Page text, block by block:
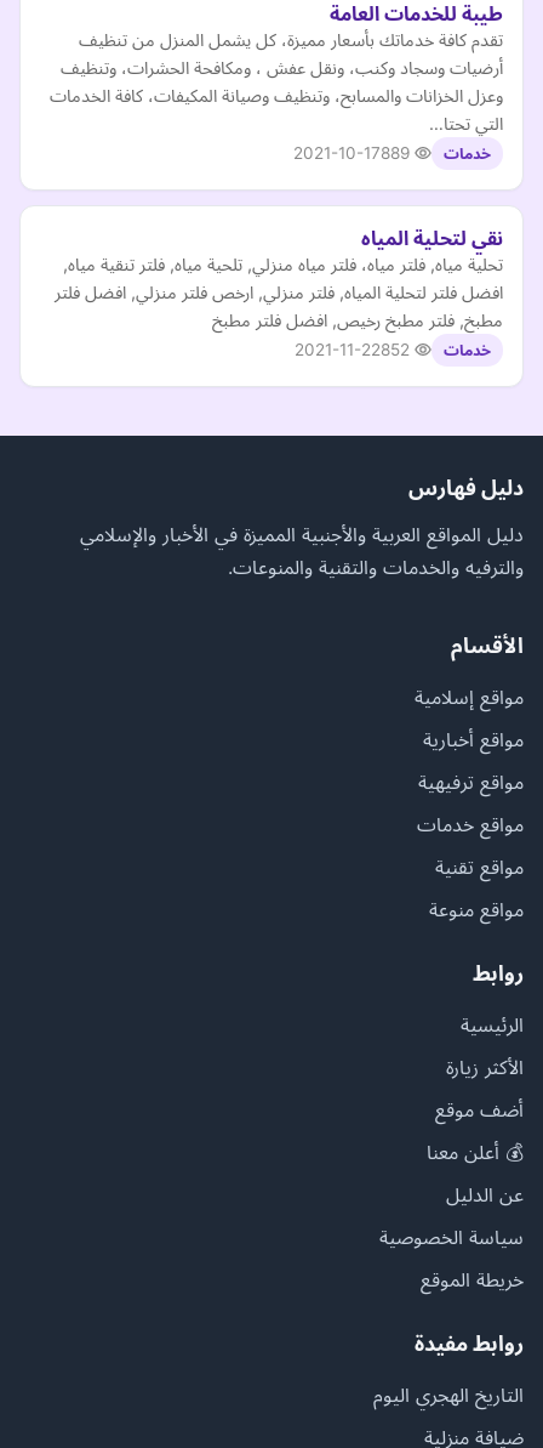
طيبة للخدمات العامة
تقدم كافة خدماتك بأسعار مميزة، كل يشمل المنزل من تنظيف
أرضيات وسجاد وكنب، ونقل عفش ، ومكافحة الحشرات، وتنظيف
وعزل الخزانات والمسابح، وتنظيف وصيانة المكيفات، كافة الخدمات
التي تحتا…
خدمات 2021-10-17
نقي لتحلية المياه
تحلية مياه, فلتر مياه، فلتر مياه منزلي, تلحية مياه, فلتر تنقية مياه,
افضل فلتر لتحلية المياه, فلتر منزلي, ارخص فلتر منزلي, افضل فلتر
مطبخ, فلتر مطبخ رخيص, افضل فلتر مطبخ
خدمات 2021-11-22
دليل فهارس
دليل المواقع العربية والأجنبية المميزة في الأخبار والإسلامي
والترفيه والخدمات والتقنية والمنوعات.
الأقسام
مواقع إسلامية
مواقع أخبارية
مواقع ترفيهية
مواقع خدمات
مواقع تقنية
مواقع منوعة
روابط
الرئيسية
الأكثر زيارة
أضف موقع
💰 أعلن معنا
عن الدليل
سياسة الخصوصية
خريطة الموقع
روابط مفيدة
التاريخ الهجري اليوم
ضيافة منزلية